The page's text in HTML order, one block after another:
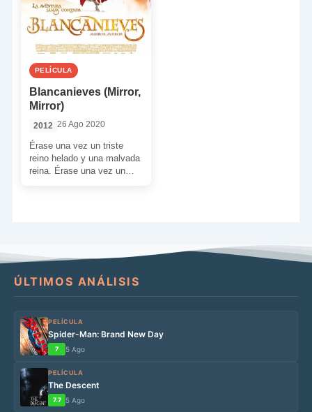
PELÍCULA
Blancanieves (Mirror,
Mirror)
2012 26 Ago 2020
Érase una vez un triste
reino helado y una malvada
reina. Érase una vez un
ÚLTIMOS ANÁLISIS
PELÍCULA
Spider-Man: Brand New Day
7 5 Ago
PELÍCULA
The Descent
7.7 5 Ago